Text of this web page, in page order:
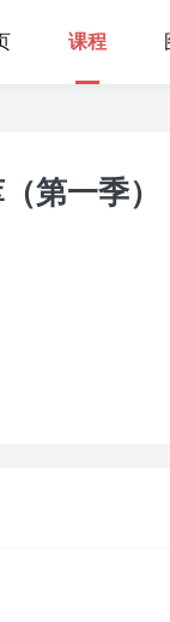
课程
第一季）